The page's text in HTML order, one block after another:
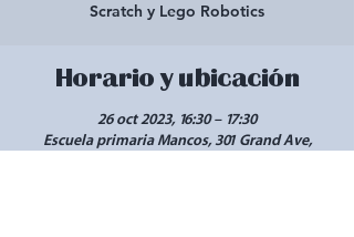
Scratch y Lego Robotics
Horario y ubicación
26 oct 2023, 16:30 – 17:30
Escuela primaria Mancos, 301 Grand Ave,